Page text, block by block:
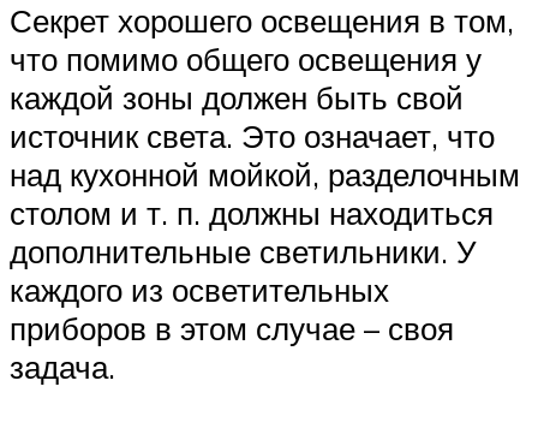
Секрет хорошего освещения в том,
что помимо общего освещения у
каждой зоны должен быть свой
источник света. Это означает, что
над кухонной мойкой, разделочным
столом и т. п. должны находиться
дополнительные светильники. У
каждого из осветительных
приборов в этом случае – своя
задача.